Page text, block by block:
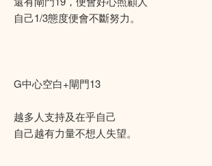
自己1/3態度便會不斷努力。
G中心空白+閘門13
越多人支持及在乎自己
自己越有力量不想人失望。